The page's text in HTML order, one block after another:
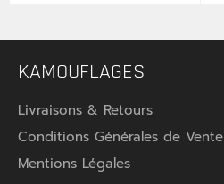
KAMOUFLAGES
Livraisons & Retours
Conditions Générales de Vente
Mentions Légales